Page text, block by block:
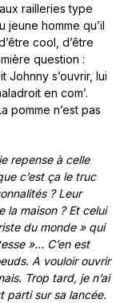
railleries type
jeune homme qu’il
cool, d’être
question :
Johnny s’ouvrir, lui
en com’.
pomme n’est pas
repense à celle
c’est ça le truc
? Leur
la maison ? Et celui
du monde » qui
»… C’en est
A vouloir ouvrir
Trop tard, je n’ai
parti sur sa lancée.